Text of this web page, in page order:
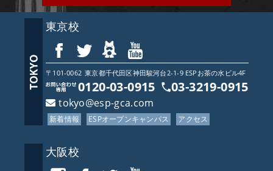
アーティストメッセージ
GCAの人気動画紹介
東京校
オープンキャンパス
お問い合わせ
東京校
〒101-0062 東京都千代田区神田駿河台2-1-9 ESPお茶の水ビル4F
0120-03-0915 03-3219-0915
tokyo@esp-gca.com
新着情報 ESPオープンキャンパス アクセス
大阪校